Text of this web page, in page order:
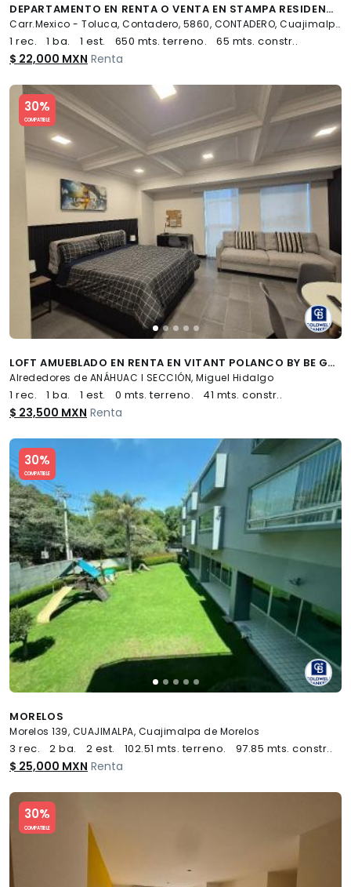
DEPARTAMENTO EN RENTA O VENTA EN STAMPA RESIDENCIAL CONTADERO, CUAJIMALPA, CDMX
Carr.Mexico - Toluca, Contadero, 5860, CONTADERO, Cuajimalpa de Morelos
1 rec. 1 ba. 1 est. 650 mts. terreno. 65 mts. constr..
$ 22,000 MXN Renta
30%
COMPATIBLE
Slide 1 of 5
LOFT AMUEBLADO EN RENTA EN VITANT POLANCO BY BE GRAND, ANÁHUAC I, MIGUEL HIDALGO, CDMX
Alrededores de ANÁHUAC I SECCIÓN, Miguel Hidalgo
1 rec. 1 ba. 1 est. 0 mts. terreno. 41 mts. constr..
$ 23,500 MXN Renta
30%
COMPATIBLE
Slide 1 of 5
MORELOS
Morelos 139, CUAJIMALPA, Cuajimalpa de Morelos
3 rec. 2 ba. 2 est. 102.51 mts. terreno. 97.85 mts. constr..
$ 25,000 MXN Renta
30%
COMPATIBLE
Slide 1 of 5